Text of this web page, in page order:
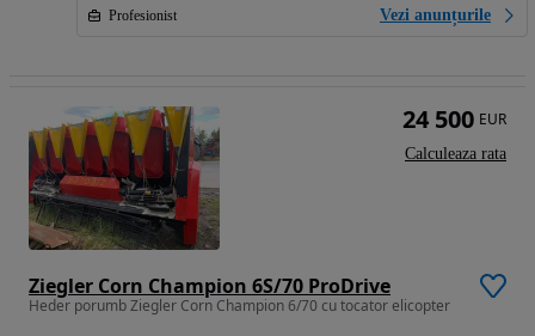
Profesionist Vezi anunțurile
Ziegler Corn Champion 6S/70 ProDrive
Heder porumb Ziegler Corn Champion 6/70 cu tocator elicopter
24 500 EUR
Calculeaza rata